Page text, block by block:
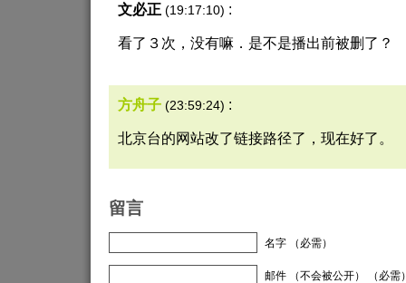
文必正 (19:17:10) :
看了３次，没有嘛．是不是播出前被删了？
方舟子 (23:59:24) :
北京台的网站改了链接路径了，现在好了。
留言
名字 （必需）
邮件 （不会被公开） （必需